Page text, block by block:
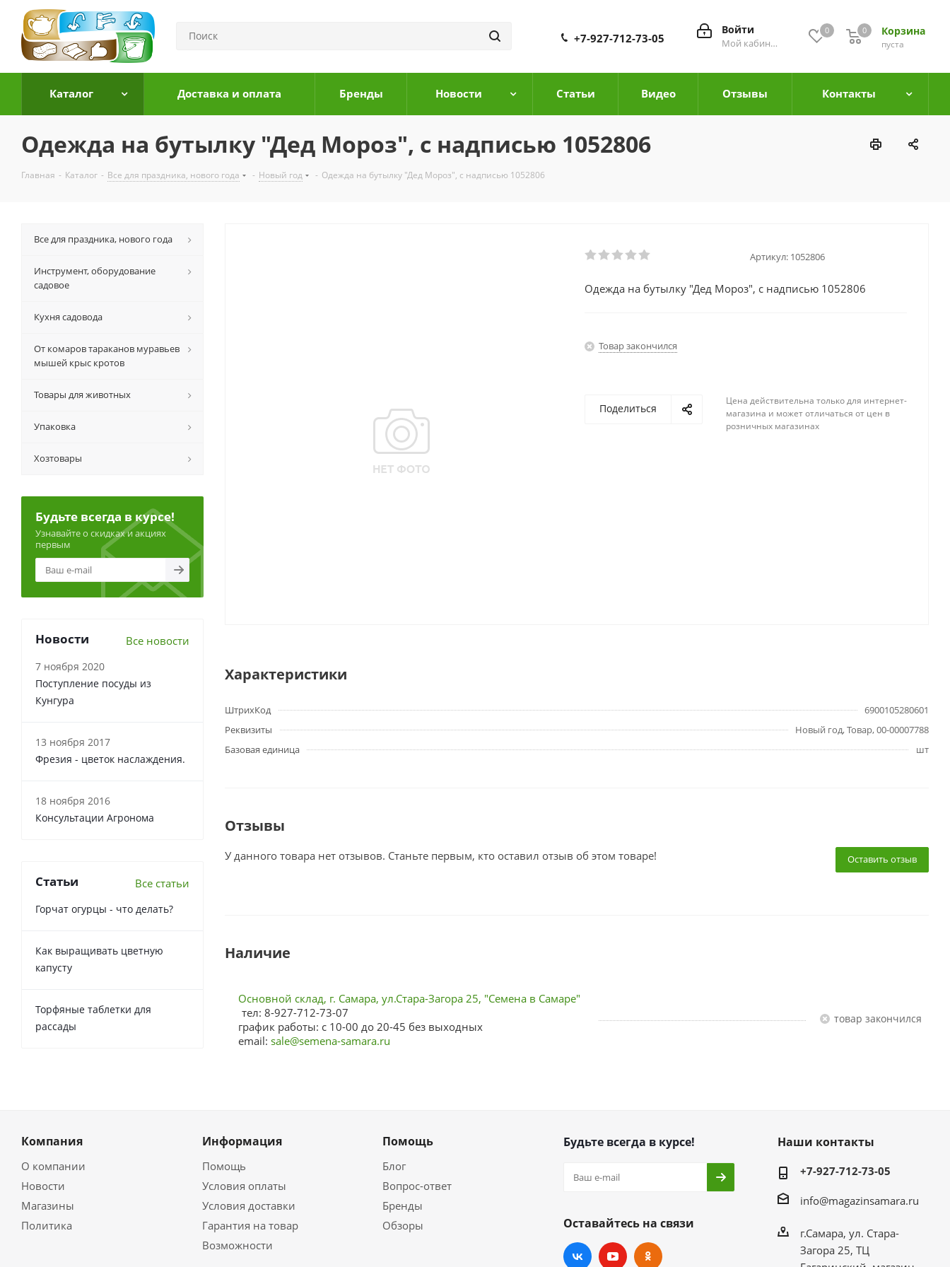
0 Корзина
0
пуста
0
Войти
Мой кабинет
+7-927-712-73-05
Каталог Доставка и оплата Бренды Новости Cтатьи Видео Отзывы Контакты
Одежда на бутылку "Дед Мороз", с надписью 1052806
Главная - Каталог - Все для праздника, нового года - Новый год - Одежда на бутылку "Дед Мороз", с надписью 1052806
Артикул: 1052806
Одежда на бутылку "Дед Мороз", с надписью 1052806
Товар закончился
Поделиться
Цена действительна только для интернет-
магазина и может отличаться от цен в
розничных магазинах
Характеристики
ШтрихКод
6900105280601
Реквизиты
Новый год, Товар, 00-00007788
Базовая единица
шт
Отзывы
Оставить отзыв
У данного товара нет отзывов. Станьте первым, кто оставил отзыв об этом товаре!
Наличие
Основной склад, г. Самара, ул.Стара-Загора 25, "Семена в Самаре"
тел: 8-927-712-73-07
график работы: с 10-00 до 20-45 без выходных
email: sale@semena-samara.ru
Товар закончился
Все для праздника, нового года
Инструмент, оборудование
садовое
Кухня садовода
От комаров тараканов муравьев
мышей крыс кротов
Товары для животных
Упаковка
Хозтовары
Будьте всегда в курсе!
Узнавайте о скидках и акциях
первым
Новости Все новости
7 ноября 2020
Поступление посуды из
Кунгура
13 ноября 2017
Фрезия - цветок наслаждения.
18 ноября 2016
Консультации Агронома
Статьи Все статьи
Горчат огурцы - что делать?
Как выращивать цветную
капусту
Торфяные таблетки для
рассады
Компания
О компании
Новости
Магазины
Политика
Информация
Помощь
Условия оплаты
Условия доставки
Гарантия на товар
Возможности
Помощь
Блог
Вопрос-ответ
Бренды
Обзоры
Будьте всегда в курсе!
Оставайтесь на связи
Наши контакты
+7-927-712-73-05
info@magazinsamara.ru
г.Самара, ул. Стара-
Загора 25, ТЦ